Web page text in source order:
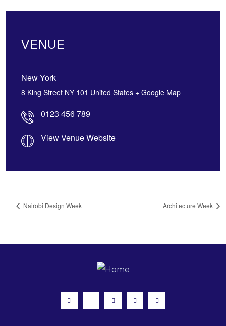
VENUE
New York
8 King Street NY 101 United States + Google Map
0123 456 789
View Venue Website
Nairobi Design Week Architecture Week